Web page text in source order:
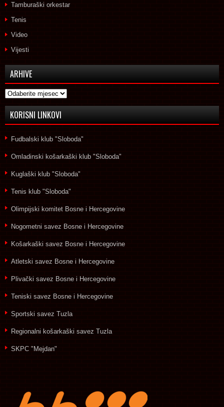
Tamburaški orkestar
Tenis
Video
Vijesti
ARHIVE
Arhive
KORISNI LINKOVI
Fudbalski klub "Sloboda"
Omladinski košarkaški klub "Sloboda"
Kuglaški klub "Sloboda"
Tenis klub "Sloboda"
Olimpijski komitet Bosne i Hercegovine
Nogometni savez Bosne i Hercegovine
Košarkaški savez Bosne i Hercegovine
Atletski savez Bosne i Hercegovine
Plivački savez Bosne i Hercegovine
Teniski savez Bosne i Hercegovine
Sportski savez Tuzla
Regionalni košarkaški savez Tuzla
SKPC "Mejdan"